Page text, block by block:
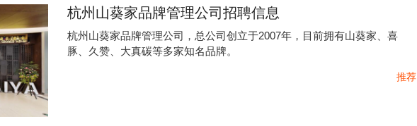
杭州山葵家品牌管理公司招聘信息
杭州山葵家品牌管理公司，总公司创立于2007年，目前拥有山葵家、喜
豚、久赞、大真碳等多家知名品牌。
推荐